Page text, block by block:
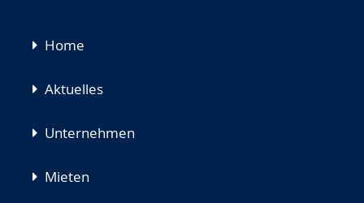
Navigation
Home
Aktuelles
Unternehmen
Mieten